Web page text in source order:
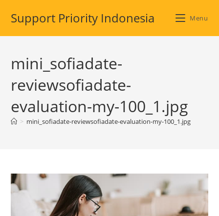
Support Priority Indonesia Menu
mini_sofiadate-
reviewsofiadate-
evaluation-my-100_1.jpg
> mini_sofiadate-reviewsofiadate-evaluation-my-100_1.jpg